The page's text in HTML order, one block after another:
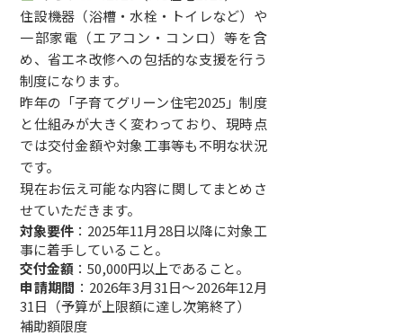
住設機器（浴槽・水栓・トイレなど）や
一部家電（エアコン・コンロ）等を含
め、省エネ改修への包括的な支援を行う
制度になります。
昨年の「子育てグリーン住宅2025」制度
と仕組みが大きく変わっており、現時点
では交付金額や対象工事等も不明な状況
です。
現在お伝え可能な内容に関してまとめさ
せていただきます。
対象要件 ：2025年11月28日以降に対象工
事に着手していること。
交付金額 ：50,000円以上であること。
申請期間 ：2026年3月31日〜2026年12月
31日（予算が上限額に達し次第終了）
補助額限度